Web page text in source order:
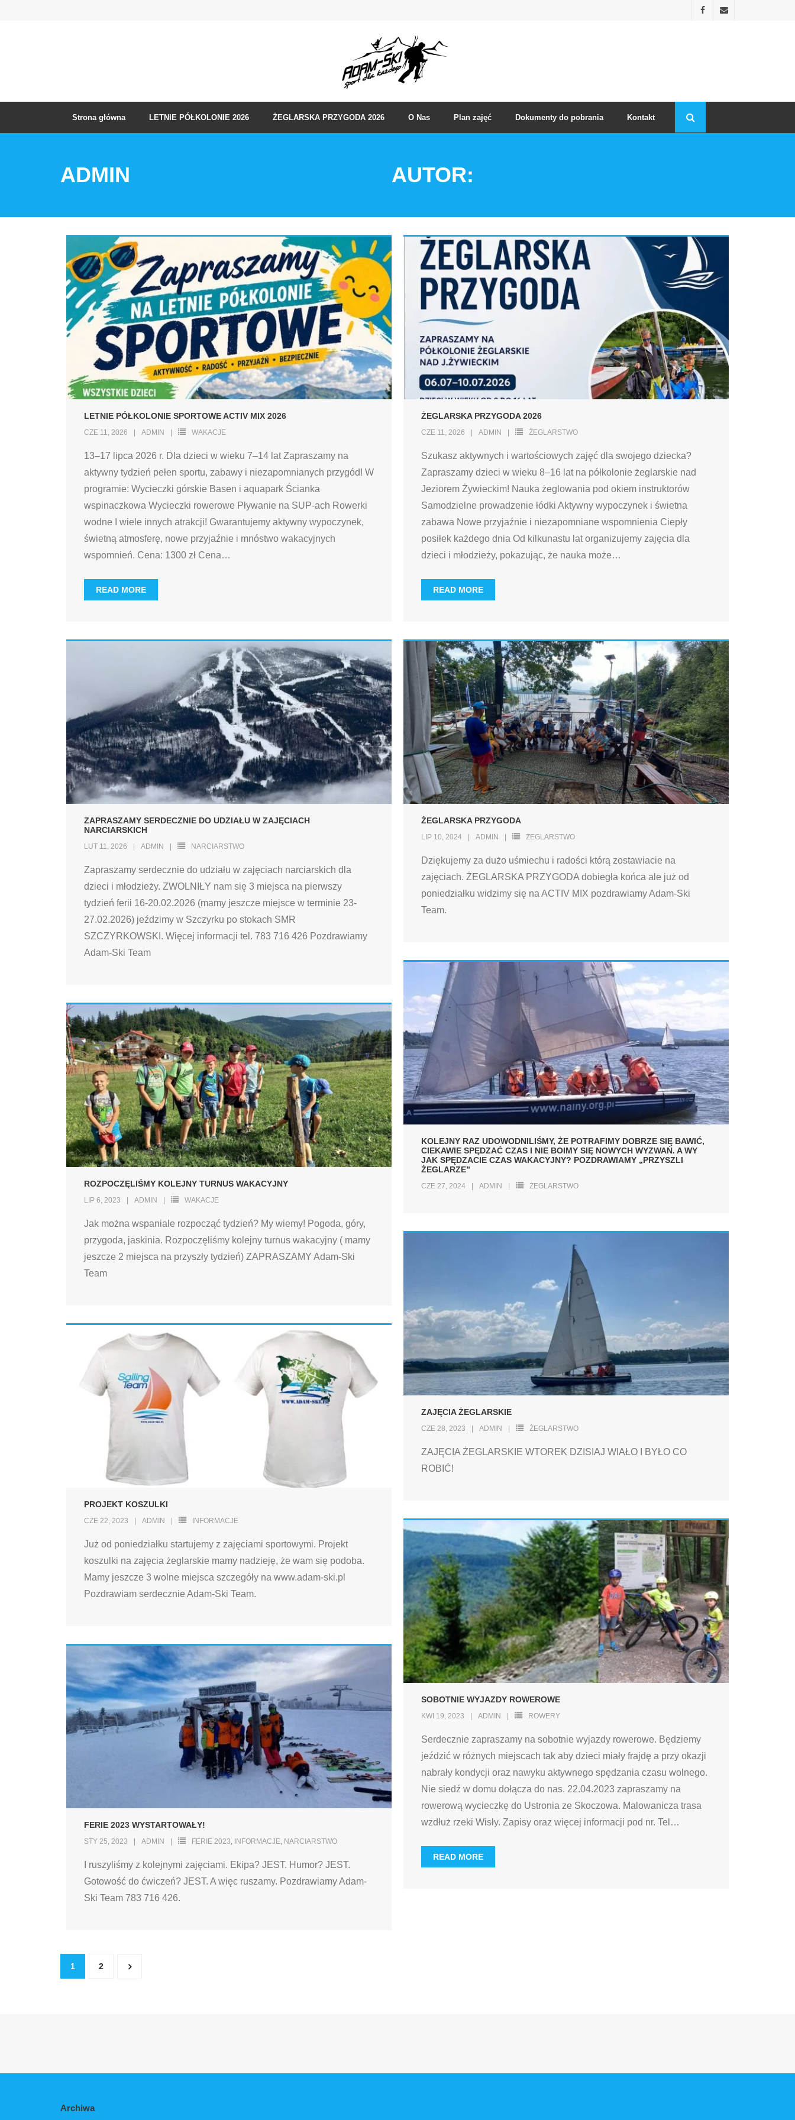
Strona główna LETNIE PÓŁKOLONIE 2026 ŻEGLARSKA PRZYGODA 2026 O Nas Plan zajęć Dokumenty do pobrania Kontakt
AUTOR:
ADMIN
LETNIE PÓŁKOLONIE SPORTOWE ACTIV MIX 2026
CZE 11, 2026 ADMIN WAKACJE
13–17 lipca 2026 r. Dla dzieci w wieku 7–14 lat Zapraszamy na
aktywny tydzień pełen sportu, zabawy i niezapomnianych przygód! W
programie: Wycieczki górskie Basen i aquapark Ścianka
wspinaczkowa Wycieczki rowerowe Pływanie na SUP-ach Rowerki
wodne I wiele innych atrakcji! Gwarantujemy aktywny wypoczynek,
świetną atmosferę, nowe przyjaźnie i mnóstwo wakacyjnych
wspomnień. Cena: 1300 zł Cena…
READ MORE
ŻEGLARSKA PRZYGODA 2026
CZE 11, 2026 ADMIN ŻEGLARSTWO
Szukasz aktywnych i wartościowych zajęć dla swojego dziecka?
Zapraszamy dzieci w wieku 8–16 lat na półkolonie żeglarskie nad
Jeziorem Żywieckim! Nauka żeglowania pod okiem instruktorów
Samodzielne prowadzenie łódki Aktywny wypoczynek i świetna
zabawa Nowe przyjaźnie i niezapomniane wspomnienia Ciepły
posiłek każdego dnia Od kilkunastu lat organizujemy zajęcia dla
dzieci i młodzieży, pokazując, że nauka może…
READ MORE
ZAPRASZAMY SERDECZNIE DO UDZIAŁU W ZAJĘCIACH
NARCIARSKICH
LUT 11, 2026 ADMIN NARCIARSTWO
Zapraszamy serdecznie do udziału w zajęciach narciarskich dla
dzieci i młodzieży. ZWOLNIŁY nam się 3 miejsca na pierwszy
tydzień ferii 16-20.02.2026 (mamy jeszcze miejsce w terminie 23-
27.02.2026) jeździmy w Szczyrku po stokach SMR
SZCZYRKOWSKI. Więcej informacji tel. 783 716 426 Pozdrawiamy
Adam-Ski Team
ŻEGLARSKA PRZYGODA
LIP 10, 2024 ADMIN ŻEGLARSTWO
Dziękujemy za dużo uśmiechu i radości którą zostawiacie na
zajęciach. ŻEGLARSKA PRZYGODA dobiegła końca ale już od
poniedziałku widzimy się na ACTIV MIX pozdrawiamy Adam-Ski
Team.
KOLEJNY RAZ UDOWODNILIŚMY, ŻE POTRAFIMY DOBRZE SIĘ BAWIĆ,
CIEKAWIE SPĘDZAĆ CZAS I NIE BOIMY SIĘ NOWYCH WYZWAŃ. A WY
JAK SPĘDZACIE CZAS WAKACYJNY? POZDRAWIAMY „PRZYSZLI
ŻEGLARZE”
CZE 27, 2024 ADMIN ŻEGLARSTWO
ROZPOCZĘLIŚMY KOLEJNY TURNUS WAKACYJNY
LIP 6, 2023 ADMIN WAKACJE
Jak można wspaniale rozpocząć tydzień? My wiemy! Pogoda, góry,
przygoda, jaskinia. Rozpoczęliśmy kolejny turnus wakacyjny ( mamy
jeszcze 2 miejsca na przyszły tydzień) ZAPRASZAMY Adam-Ski
Team
ZAJĘCIA ŻEGLARSKIE
CZE 28, 2023 ADMIN ŻEGLARSTWO
ZAJĘCIA ŻEGLARSKIE WTOREK DZISIAJ WIAŁO I BYŁO CO
ROBIĆ!
PROJEKT KOSZULKI
CZE 22, 2023 ADMIN INFORMACJE
Już od poniedziałku startujemy z zajęciami sportowymi. Projekt
koszulki na zajęcia żeglarskie mamy nadzieję, że wam się podoba.
Mamy jeszcze 3 wolne miejsca szczegóły na www.adam-ski.pl
Pozdrawiam serdecznie Adam-Ski Team.
SOBOTNIE WYJAZDY ROWEROWE
KWI 19, 2023 ADMIN ROWERY
Serdecznie zapraszamy na sobotnie wyjazdy rowerowe. Będziemy
jeździć w różnych miejscach tak aby dzieci miały frajdę a przy okazji
nabrały kondycji oraz nawyku aktywnego spędzania czasu wolnego.
Nie siedź w domu dołącza do nas. 22.04.2023 zapraszamy na
rowerową wycieczkę do Ustronia ze Skoczowa. Malowanicza trasa
wzdłuż rzeki Wisły. Zapisy oraz więcej informacji pod nr. Tel …
READ MORE
FERIE 2023 WYSTARTOWAŁY!
STY 25, 2023 ADMIN FERIE 2023, INFORMACJE, NARCIARSTWO
I ruszyliśmy z kolejnymi zajęciami. Ekipa? JEST. Humor? JEST.
Gotowość do ćwiczeń? JEST. A więc ruszamy. Pozdrawiamy Adam-
Ski Team 783 716 426.
1 2
Archiwa